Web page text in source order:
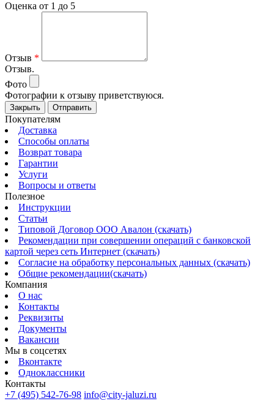
Оценка от 1 до 5
Отзыв *
Отзыв.
Фото
Фотографии к отзыву приветствуюся.
Закрыть Отправить
Покупателям
Доставка
Способы оплаты
Возврат товара
Гарантии
Услуги
Вопросы и ответы
Полезное
Инструкции
Статьи
Типовой Договор ООО Авалон (скачать)
Рекомендации при совершении операций с банковской
картой через сеть Интернет (скачать)
Согласие на обработку персональных данных (скачать)
Общие рекомендации(скачать)
Компания
О нас
Контакты
Реквизиты
Документы
Вакансии
Мы в соцсетях
Вконтакте
Одноклассники
Контакты
+7 (495) 542-76-98 info@city-jaluzi.ru